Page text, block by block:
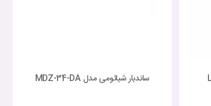
ساندبار شیائومی مدل MDZ-34-DA